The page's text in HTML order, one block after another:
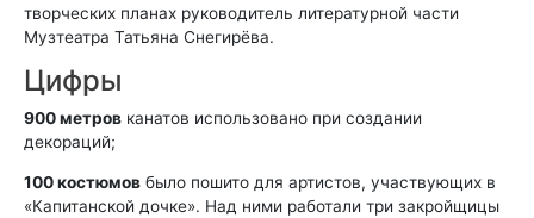
творческих планах руководитель литературной части
Музтеатра Татьяна Снегирёва.
Цифры
900 метров канатов использовано при создании
декораций;
100 костюмов было пошито для артистов, участвующих в
«Капитанской дочке». Над ними работали три закройщицы